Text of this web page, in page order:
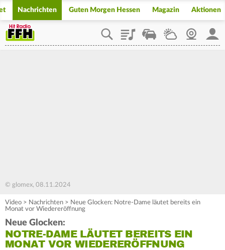
Nachrichten Guten Morgen Hessen Magazin Aktionen
PlaylistStaupilotWetterWebcam
© glomex, 08.11.2024
Video > Nachrichten > Neue Glocken: Notre-Dame läutet bereits ein
Monat vor Wiedereröffnung
Neue Glocken:
NOTRE-DAME LÄUTET BEREITS EIN
MONAT VOR WIEDERERÖFFNUNG